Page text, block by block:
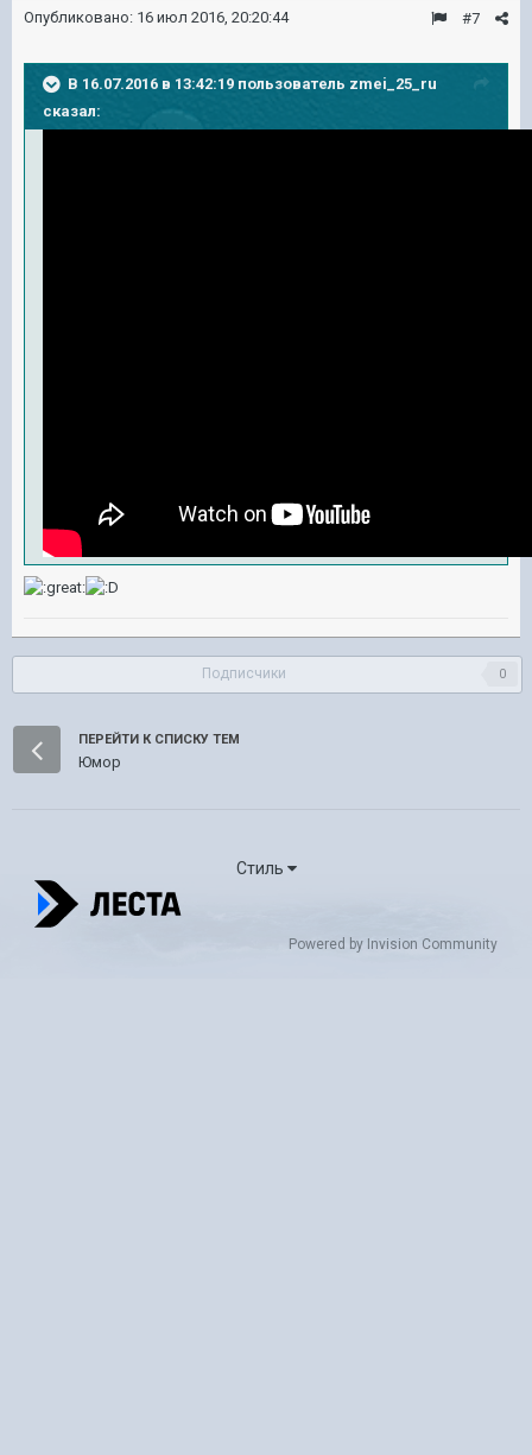
#7
Опубликовано: 16 июл 2016, 20:20:44
В 16.07.2016 в 13:42:19 пользователь zmei_25_ru
сказал:
Подписчики 0
ПЕРЕЙТИ К СПИСКУ ТЕМ
Юмор
Стиль
Powered by Invision Community